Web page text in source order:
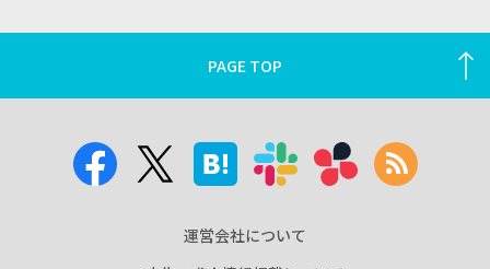
PAGE TOP
運営会社について